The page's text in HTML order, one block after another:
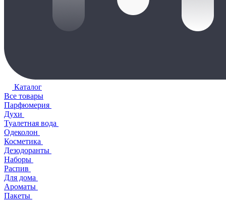
Каталог
Все товары
Парфюмерия
Духи
Туалетная вода
Одеколон
Косметика
Дезодоранты
Наборы
Распив
Для дома
Ароматы
Пакеты